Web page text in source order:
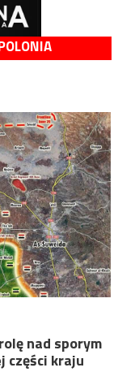
nad sporym
części kraju